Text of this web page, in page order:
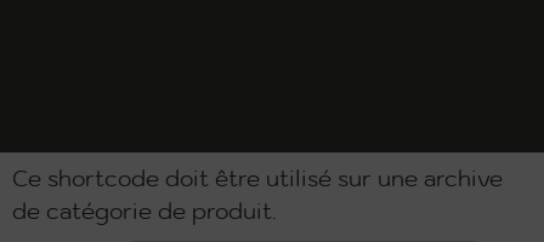
Ce shortcode doit être utilisé sur une archive
de catégorie de produit.